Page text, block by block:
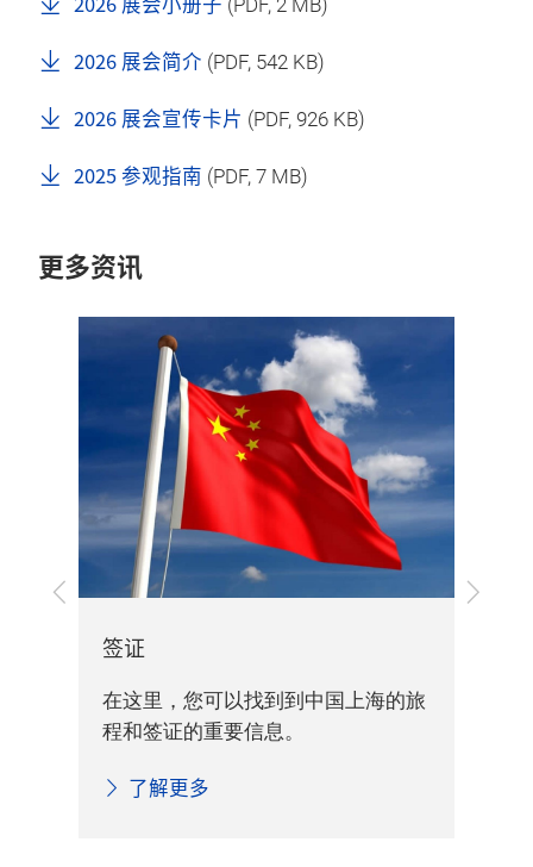
( PDF, 2 MB)
2026 展会简介 (PDF, 542 KB)
2026 展会宣传卡片 (PDF, 926 KB)
2025 参观指南 (PDF, 7 MB)
更多资讯
上
下
签证
在这里，您可以找到到中国上海的旅
程和签证的重要信息。
了解更多